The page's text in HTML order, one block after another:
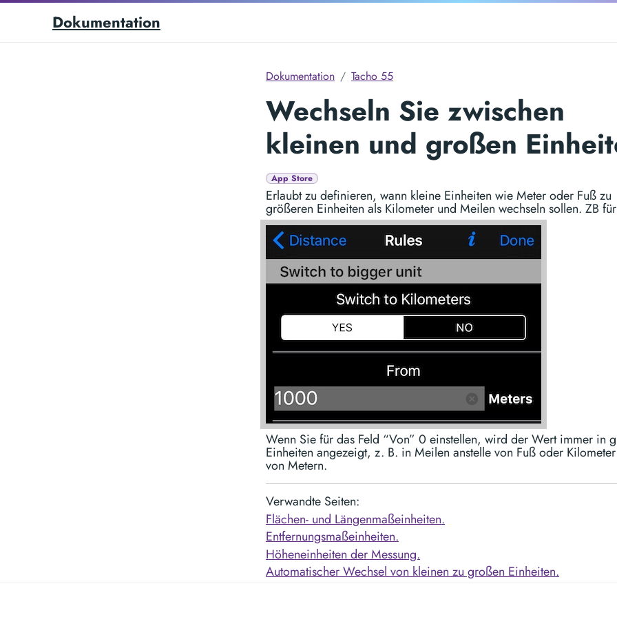
Dokumentation
Dokumentation Tacho 55
Wechseln Sie zwischen
kleinen und großen
App Store
Erlaubt zu definieren, wann kleine Einheiten wie Meter oder Fuß zu
größeren Einheiten als Kilometer und Meilen wechseln sollen. ZB
Wenn Sie für das Feld “Von” 0 einstellen, wird der Wert immer in
Einheiten angezeigt, z. B. in Meilen anstelle von Fuß oder
von Metern.
Verwandte Seiten:
Flächen- und Längenmaßeinheiten.
Entfernungsmaßeinheiten.
Höheneinheiten der Messung.
Automatischer Wechsel von kleinen zu großen Einheiten.